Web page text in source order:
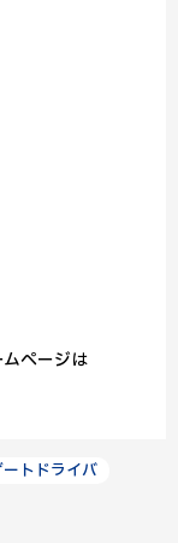
ページは
トドライバ